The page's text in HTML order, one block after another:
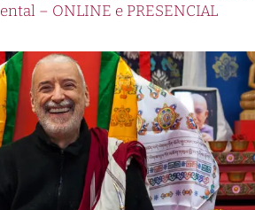
– ONLINE e PRESENCIAL